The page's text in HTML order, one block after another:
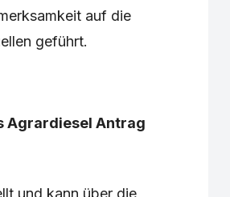
auf die
geführt.
Agrardiesel Antrag
und kann über die